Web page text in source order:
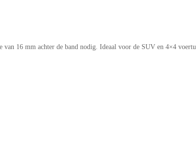
16 mm achter de band nodig. Ideaal voor de SUV en 4×4